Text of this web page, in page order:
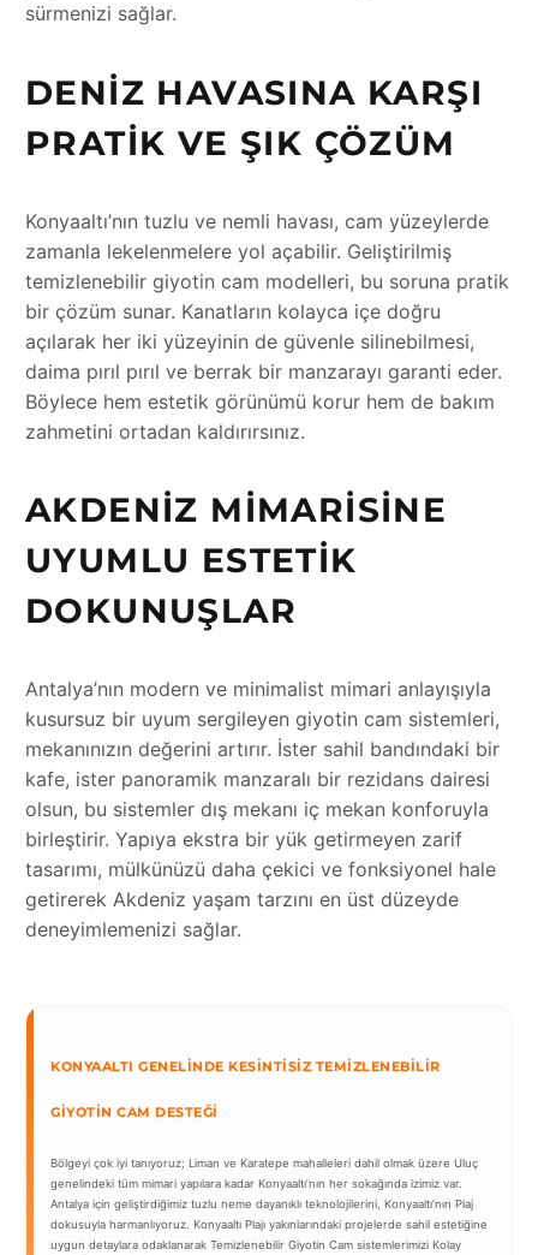
sürmenizi sağlar.
DENIZ HAVASINA KARŞI
PRATIK VE ŞIK ÇÖZÜM
Konyaaltı’nın tuzlu ve nemli havası, cam yüzeylerde
zamanla lekelenmelere yol açabilir. Geliştirilmiş
temizlenebilir giyotin cam modelleri, bu soruna pratik
bir çözüm sunar. Kanatların kolayca içe doğru
açılarak her iki yüzeyinin de güvenle silinebilmesi,
daima pırıl pırıl ve berrak bir manzarayı garanti eder.
Böylece hem estetik görünümü korur hem de bakım
zahmetini ortadan kaldırırsınız.
AKDENIZ MIMARISINE
UYUMLU ESTETIK
DOKUNUŞLAR
Antalya’nın modern ve minimalist mimari anlayışıyla
kusursuz bir uyum sergileyen giyotin cam sistemleri,
mekanınızın değerini artırır. İster sahil bandındaki bir
kafe, ister panoramik manzaralı bir rezidans dairesi
olsun, bu sistemler dış mekanı iç mekan konforuyla
birleştirir. Yapıya ekstra bir yük getirmeyen zarif
tasarımı, mülkünüzü daha çekici ve fonksiyonel hale
getirerek Akdeniz yaşam tarzını en üst düzeyde
deneyimlemenizi sağlar.
KONYAALTI GENELINDE KESINTISIZ TEMIZLENEBILIR
GIYOTIN CAM DESTEĞI
Bölgeyi çok iyi tanıyoruz; Liman ve Karatepe mahalleleri dahil olmak üzere Uluç
genelindeki tüm mimari yapılara kadar Konyaaltı’nın her sokağında izimiz var.
Antalya için geliştirdiğimiz tuzlu neme dayanıklı teknolojilerini, Konyaaltı’nın Plaj
dokusuyla harmanlıyoruz. Konyaaltı Plajı yakınlarındaki projelerde sahil estetiğine
uygun detaylara odaklanarak Temizlenebilir Giyotin Cam sistemlerimizi Kolay